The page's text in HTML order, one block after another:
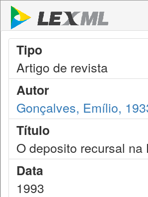
Tipo
Artigo de revista
Autor
Gonçalves, Emílio,
Título
O deposito recursal
Data
1993